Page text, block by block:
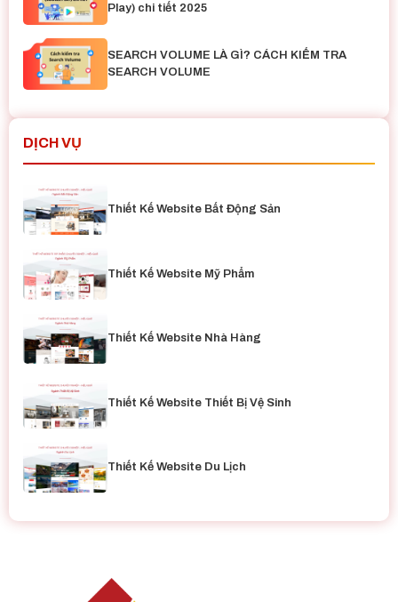
Play) chi tiết 2025
SEARCH VOLUME LÀ GÌ? CÁCH KIỂM TRA
SEARCH VOLUME
DỊCH VỤ
Thiết Kế Website Bất Động Sản
Thiết Kế Website Mỹ Phẩm
Thiết Kế Website Nhà Hàng
Thiết Kế Website Thiết Bị Vệ Sinh
Thiết Kế Website Du Lịch